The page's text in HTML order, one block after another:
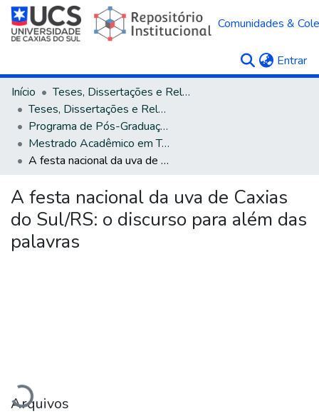
Comunidades &
Entrar
Início
Teses, Dissertações e Relatórios
Teses, Dissertações e Relatórios defendidos na UCS
Programa de Pós-Graduação em Turismo e Hospitalidade
Mestrado Acadêmico em Turismo e Hospitalidade
A festa nacional da uva de Caxias do Sul/RS: o discurso para além das palavras
A festa nacional da uva de Caxias
do Sul/RS: o discurso para além das
palavras
Carregando...
Arquivos